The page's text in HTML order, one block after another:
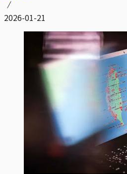
2026-01-21